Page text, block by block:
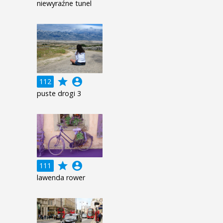
niewyraźne tunel
112 grade account_circle
puste drogi 3
111 grade account_circle
lawenda rower